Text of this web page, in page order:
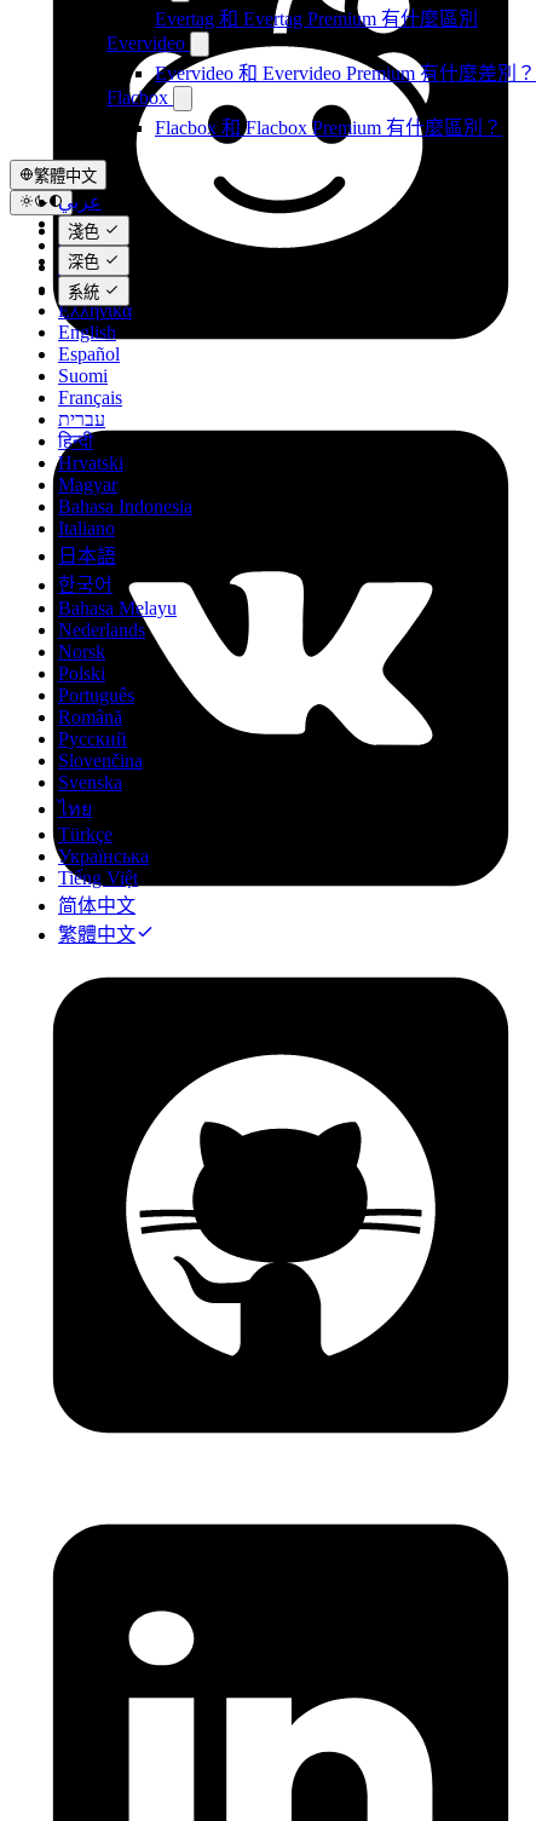
Evertag 和 Evertag Premium 有什麼區別
Evervideo
Evervideo 和 Evervideo Premium 有什麼差別？
Flacbox
Flacbox 和 Flacbox Premium 有什麼區別？
繁體中文
عربي
Català
Čeština
Dansk
Deutsch
Ελληνικά
English
Español
Suomi
Français
עברית
हिन्दी
Hrvatski
Magyar
Bahasa Indonesia
Italiano
日本語
한국어
Bahasa Melayu
Nederlands
Norsk
Polski
Português
Română
Русский
Slovenčina
Svenska
ไทย
Türkçe
Українська
Tiếng Việt
简体中文
繁體中文
淺色
深色
系統